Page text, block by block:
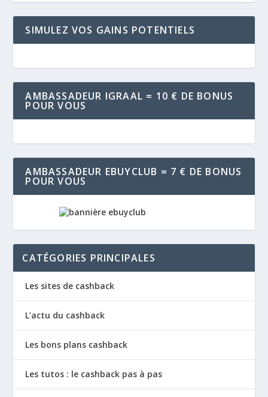
SIMULEZ VOS GAINS POTENTIELS
AMBASSADEUR IGRAAL = 10 € DE BONUS
POUR VOUS
AMBASSADEUR EBUYCLUB = 7 € DE BONUS
POUR VOUS
CATÉGORIES PRINCIPALES
Les sites de cashback
L’actu du cashback
Les bons plans cashback
Les tutos : le cashback pas à pas